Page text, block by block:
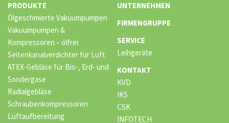
PRODUKTE
Ölgeschmierte Vakuumpumpen
Vakuumpumpen &
Kompressoren – ölfrei
Seitenkanalverdichter für Luft
ATEX-Gebläse für Bio-, Erd- und
Sondergase
Radialgebläse
Schraubenkompressoren
Luftaufbereitung
UNTERNEHMEN
FIRMENGRUPPE
SERVICE
Leihgeräte
KONTAKT
KVD
IKS
CSK
INFOTECH